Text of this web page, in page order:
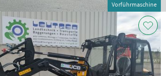
Vorführmaschine